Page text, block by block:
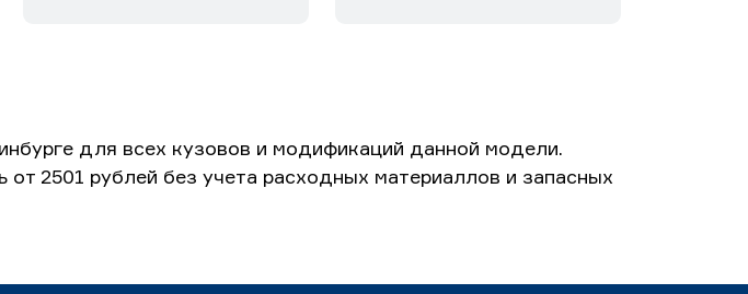
для всех кузовов и модификаций данной модели.
2501 рублей без учета расходных материаллов и запасных